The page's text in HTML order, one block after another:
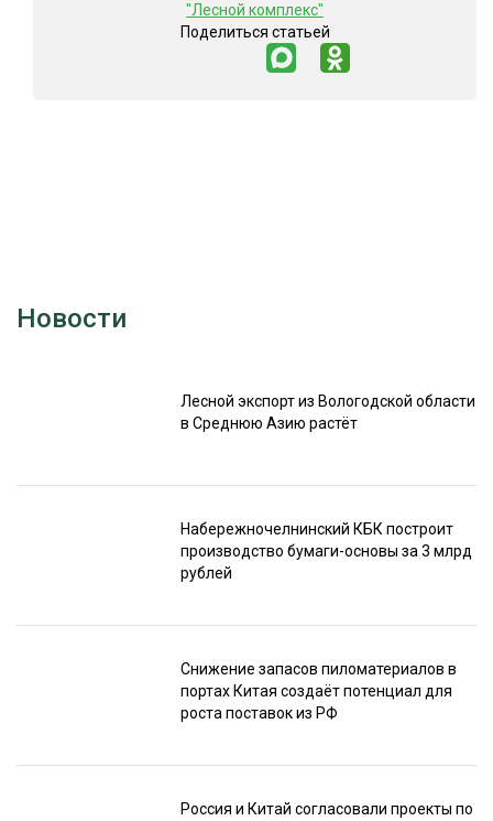
"Лесной комплекс"
Поделиться статьей
Новости
Лесной экспорт из Вологодской области
в Среднюю Азию растёт
Набережночелнинский КБК построит
производство бумаги-основы за 3 млрд
рублей
Снижение запасов пиломатериалов в
портах Китая создаёт потенциал для
роста поставок из РФ
Россия и Китай согласовали проекты по